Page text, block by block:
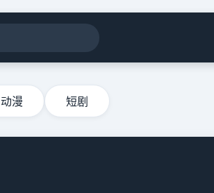
动漫 短剧